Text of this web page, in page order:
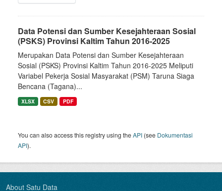
Data Potensi dan Sumber Kesejahteraan Sosial
(PSKS) Provinsi Kaltim Tahun 2016-2025
Merupakan Data Potensi dan Sumber Kesejahteraan
Sosial (PSKS) Provinsi Kaltim Tahun 2016-2025 Meliputi
Variabel Pekerja Sosial Masyarakat (PSM) Taruna Siaga
Bencana (Tagana)...
XLSX CSV PDF
You can also access this registry using theAPI (see Dokumentasi
API).
About Satu Data